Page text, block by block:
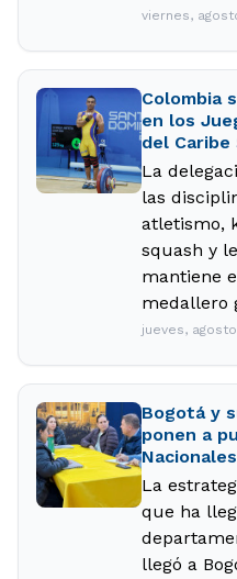
viernes,
Colombia
en los
del Caribe
La
las
atletismo,
squash y
mantiene
medallero
jueves,
Bogotá y
ponen a
La
que ha
llegó a